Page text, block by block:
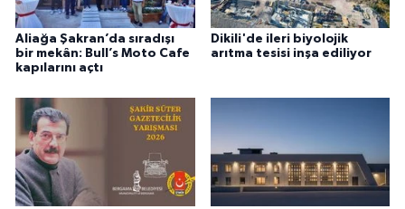
Aliağa Şakran’da sıradışı
bir mekân: Bull’s Moto Cafe
kapılarını açtı
Dikili'de ileri biyolojik
arıtma tesisi inşa ediliyor